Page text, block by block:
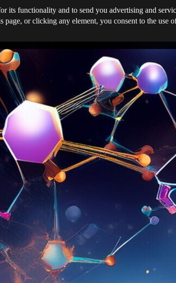
functionality and to send you advertising and
page, or clicking any element, you consent to the use